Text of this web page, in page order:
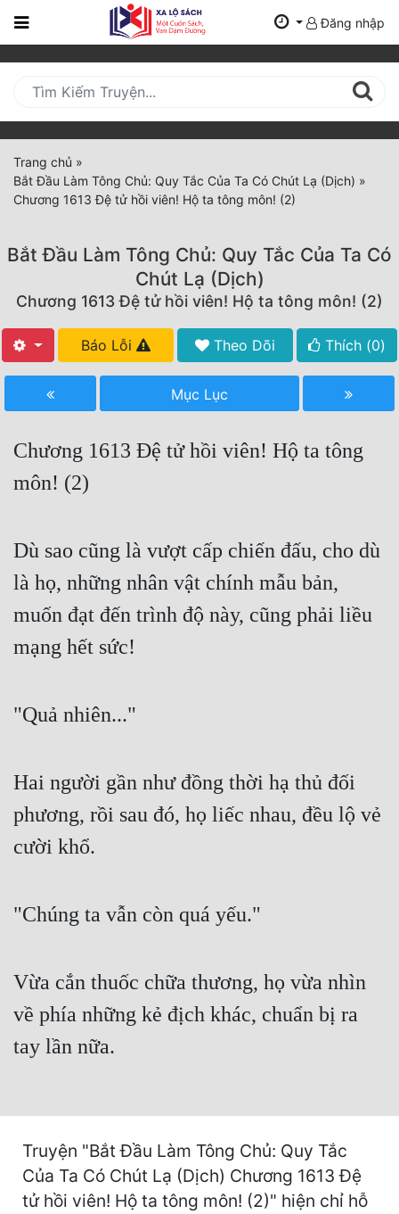
Trang
Mới
Cập
Nhật
(current)
BXH
Truyện Mới Ra
Hoàn Thành
Hậu Cung
Truyện Convert
Truyện ngắn
Xa Lộ Dịch
Cung Đấu
Cổ Tiên Hiệp
Cổ Đại
Du Hí
Dị Giới
Gia Đấu
Góc Nhìn Nam
Góc Nhìn Nữ
Huyền Ảo
Hài Hước
Đăng nhập
Trang chủ »
Bắt Đầu Làm Tông Chủ: Quy Tắc Của Ta Có Chút Lạ (Dịch) »
Chương 1613 Đệ tử hồi viên! Hộ ta tông môn! (2)
Bắt Đầu Làm Tông Chủ: Quy Tắc Của Ta Có
Chút Lạ (Dịch)
Chương 1613 Đệ tử hồi viên! Hộ ta tông môn! (2)
Báo Lỗi Theo Dõi Thích (0)
Mục Lục
Chương 1613 Đệ tử hồi viên! Hộ ta tông
môn! (2)
Dù sao cũng là vượt cấp chiến đấu, cho dù
là họ, những nhân vật chính mẫu bản,
muốn đạt đến trình độ này, cũng phải liều
mạng hết sức!
"Quả nhiên..."
Hai người gần như đồng thời hạ thủ đối
phương, rồi sau đó, họ liếc nhau, đều lộ vẻ
cười khổ.
"Chúng ta vẫn còn quá yếu."
Vừa cắn thuốc chữa thương, họ vừa nhìn
về phía những kẻ địch khác, chuẩn bị ra
tay lần nữa.
Truyện "Bắt Đầu Làm Tông Chủ: Quy Tắc
Của Ta Có Chút Lạ (Dịch) Chương 1613 Đệ
tử hồi viên! Hộ ta tông môn! (2)" hiện chỉ hỗ